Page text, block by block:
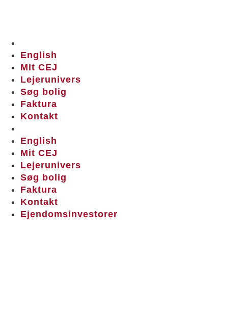
English
Mit CEJ
Lejerunivers
Søg bolig
Faktura
Kontakt
English
Mit CEJ
Lejerunivers
Søg bolig
Faktura
Kontakt
Ejendomsinvestorer